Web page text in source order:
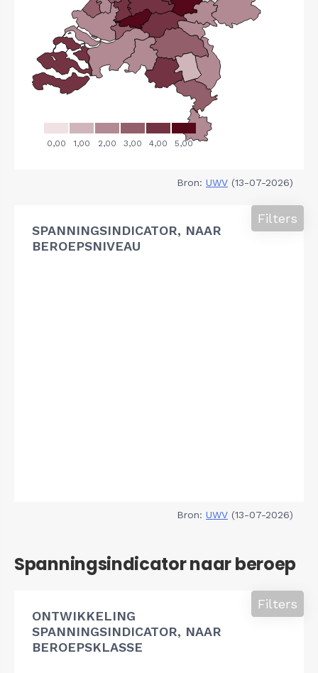
Bron: UWV (13-07-2026)
SPANNINGSINDICATOR, NAAR
BEROEPSNIVEAU
Filters
Bron: UWV (13-07-2026)
Spanningsindicator naar beroep
ONTWIKKELING
SPANNINGSINDICATOR, NAAR
BEROEPSKLASSE
Filters